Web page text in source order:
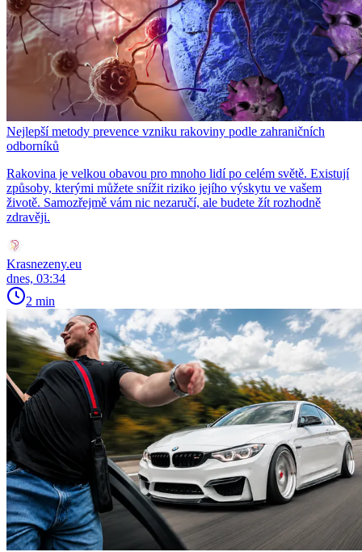
Nejlepší metody prevence vzniku rakoviny podle zahraničních
odborníků
Rakovina je velkou obavou pro mnoho lidí po celém světě. Existují
způsoby, kterými můžete snížit riziko jejího výskytu ve vašem
životě. Samozřejmě vám nic nezaručí, ale budete žít rozhodně
zdravěji.
Krasnezeny.eu
dnes, 03:34
2 min